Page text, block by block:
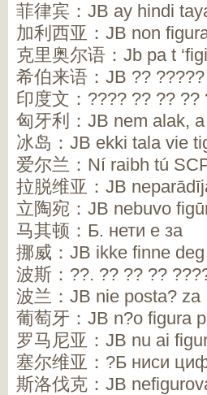
菲律宾：JB ay hindi
加利西亚：JB non
克里奥尔语：Jb pa t
希伯来语：JB ??
印度文：???? ?? ?? ??
匈牙利：JB nem alak, a
冰岛：JB ekki tala vie
爱尔兰：Ní raibh tú
拉脱维亚：JB
立陶宛：JB nebuvo
马其顿：Б. нети е за
挪威：JB ikke finne
波斯：??. ?? ?? ??
波兰：JB nie posta? za
葡萄牙：JB n?o figura
罗马尼亚：JB nu ai
塞尔维亚：?Б ниси
斯洛伐克：JB